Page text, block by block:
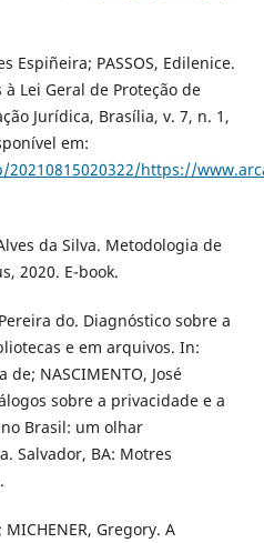
Espiñeira; PASSOS, Edilenice.
Lei Geral de Proteção de
Jurídica, Brasília, v. 7, n. 1,
em:
https://
da Silva. Metodologia de
2020. E-book.
do. Diagnóstico sobre a
e em arquivos. In:
de; NASCIMENTO, José
sobre a privacidade e a
Brasil: um olhar
Salvador, BA: Motres
Gregory. A